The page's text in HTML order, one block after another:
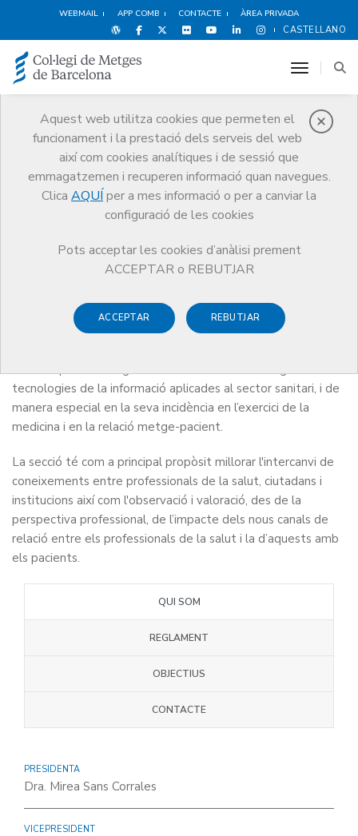
WEBMAIL APP COMB CONTACTE ÀREA PRIVADA
CASTELLANO
Aquest web utilitza cookies que permeten el
funcionament i la prestació dels serveis del web
així com cookies analítiques i de sessió que
emmagatzemen i recuperen informació quan navegues.
Clica AQUÍ per a mes informació o per a canviar la
configuració de les cookies
Pots acceptar les cookies d’anàlisi prement
ACCEPTAR o REBUTJAR
ACCEPTAR REBUTJAR
toggle
Qui som
Qui som Seccions col·legials
Seccions col·legials
Metges e-salut
trobada per als metges interessats en la salut digital i en les
tecnologies de la informació aplicades al sector sanitari, i de
manera especial en la seva incidència en l’exercici de la
medicina i en la relació metge-pacient.
La secció té com a principal propòsit millorar l'intercanvi de
coneixements entre professionals de la salut, ciutadans i
institucions així com l'observació i valoració, des de la
perspectiva professional, de l’impacte dels nous canals de
relació entre els professionals de la salut i la d’aquests amb
els pacients.
QUI SOM
REGLAMENT
OBJECTIUS
CONTACTE
PRESIDENTA
Dra. Mirea Sans Corrales
VICEPRESIDENT